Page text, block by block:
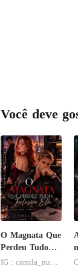
Você deve
O Magnata Que
Perdeu Tudo
Inclusive Ela